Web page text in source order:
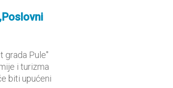
grada Pule"
i turizma
biti upućeni